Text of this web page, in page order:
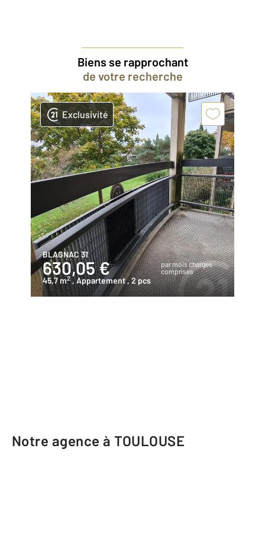
Biens se rapprochant
de votre recherche
Exclusivité
BLAGNAC 31
630,05 €
par mois charges
comprises
45,7 m2 , Appartement, 2 pcs
Notre agence à TOULOUSE